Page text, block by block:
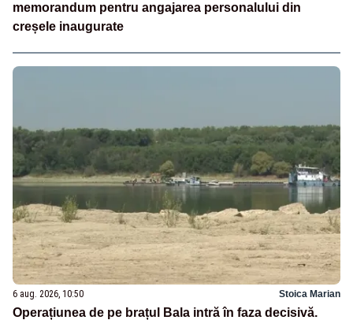
memorandum pentru angajarea personalului din
creșele inaugurate
6 aug. 2026, 10:50 Stoica Marian
Operațiunea de pe brațul Bala intră în faza decisivă.